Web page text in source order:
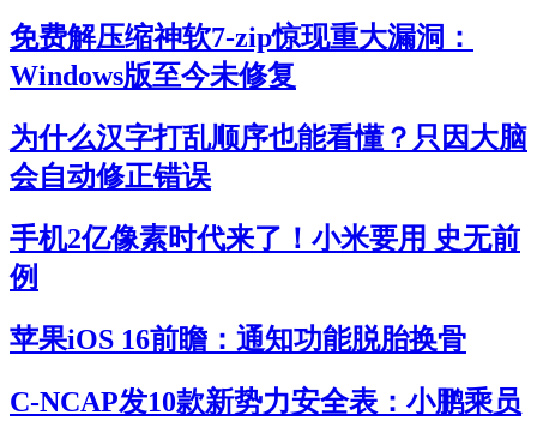
免费解压缩神软7-zip惊现重大漏洞：
Windows版至今未修复
为什么汉字打乱顺序也能看懂？只因大脑
会自动修正错误
手机2亿像素时代来了！小米要用 史无前
例
苹果iOS 16前瞻：通知功能脱胎换骨
C-NCAP发10款新势力安全表：小鹏乘员